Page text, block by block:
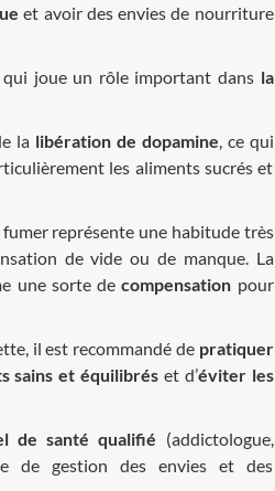
et avoir des envies de nourriture
qui joue un rôle important dans la
la libération de dopamine , ce qui
les aliments sucrés et
fumer représente une habitude très
de vide ou de manque. La
une sorte decompensation pour
il est recommandé de pratiquer
sains et équilibrés et d’éviter les
de santé qualifié (addictologue,
de gestion des envies et des